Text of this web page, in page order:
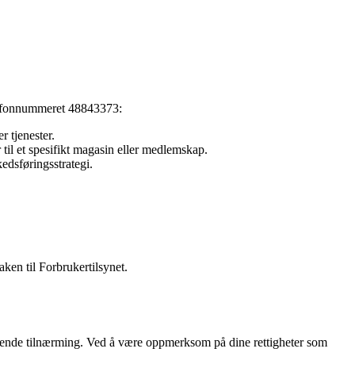
48843373:
tjenester.
et spesifikt magasin eller medlemskap.
til Forbrukertilsynet.
tilnærming. Ved å være oppmerksom på dine rettigheter som